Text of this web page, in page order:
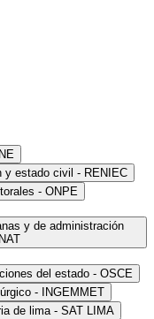
y estado civil - RENIEC
- ONPE
y de administración
del estado - OSCE
- INGEMMET
de lima - SAT LIMA